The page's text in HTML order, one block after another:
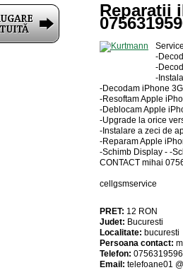
Reparatii
-
-
-
-Decodam iPhone
-Resoftam Apple
-Deblocam Apple
-Upgrade la orice
-Instalare a zeci de
-Reparam Apple
-Schimb Display - -
CONTACT mihai
cellgsmservice
PRET: 12 RON
Judet: Bucuresti
Localitate: bucuresti
Persoana contact:
Telefon: 0756319596
Email: telefoane01